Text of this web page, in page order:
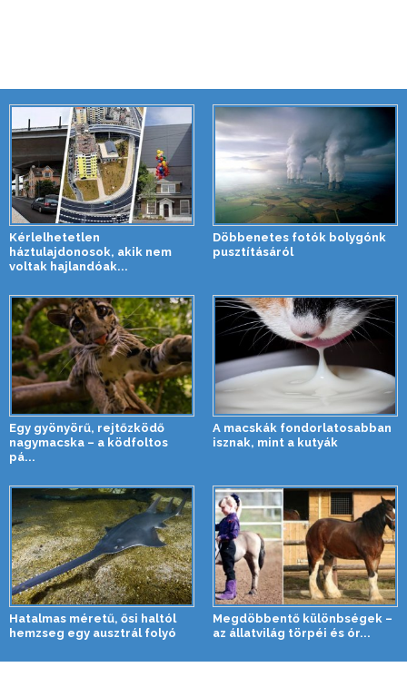
Kérlelhetetlen
háztulajdonosok, akik nem
voltak hajlandóak...
Döbbenetes fotók bolygónk
pusztításáról
Egy gyönyörű, rejtőzködő
nagymacska – a ködfoltos
pá...
A macskák fondorlatosabban
isznak, mint a kutyák
Hatalmas méretű, ősi haltól
hemzseg egy ausztrál folyó
Megdöbbentő különbségek –
az állatvilág törpéi és ór...